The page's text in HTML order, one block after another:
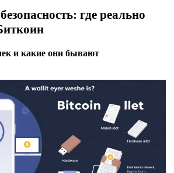
где реально
и какие они бывают